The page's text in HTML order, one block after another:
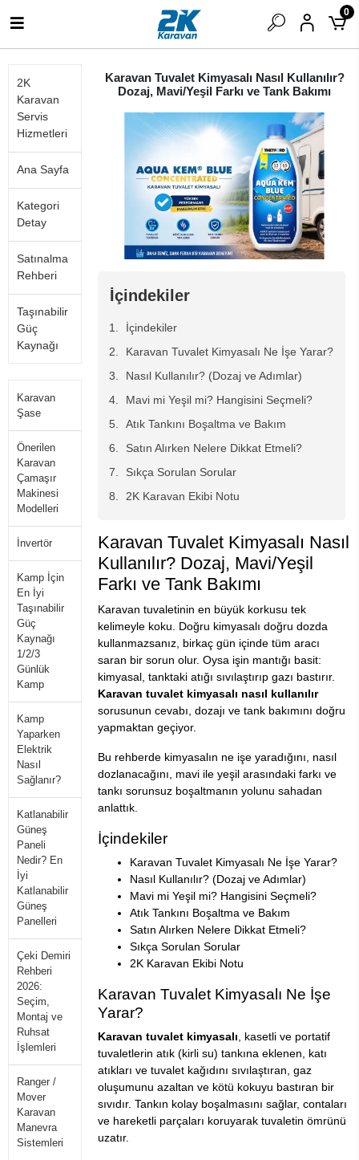
0
2K
Karavan
Servis
Hizmetleri
Ana Sayfa
Kategori
Detay
Satınalma
Rehberi
Taşınabilir
Güç
Kaynağı
Karavan
Şase
Önerilen
Karavan
Çamaşır
Makinesi
Modelleri
İnvertör
Kamp İçin
En İyi
Taşınabilir
Güç
Kaynağı
1/2/3
Günlük
Kamp
Kamp
Yaparken
Elektrik
Nasıl
Sağlanır?
Katlanabilir
Güneş
Paneli
Nedir? En
İyi
Katlanabilir
Güneş
Panelleri
Çeki Demiri
Rehberi
2026:
Seçim,
Montaj ve
Ruhsat
İşlemleri
Ranger /
Mover
Karavan
Manevra
Sistemleri
Karavan Tuvalet Kimyasalı Nasıl Kullanılır?
Dozaj, Mavi/Yeşil Farkı ve Tank Bakımı
İçindekiler
İçindekiler
Karavan Tuvalet Kimyasalı Ne İşe Yarar?
Nasıl Kullanılır? (Dozaj ve Adımlar)
Mavi mi Yeşil mi? Hangisini Seçmeli?
Atık Tankını Boşaltma ve Bakım
Satın Alırken Nelere Dikkat Etmeli?
Sıkça Sorulan Sorular
2K Karavan Ekibi Notu
Karavan Tuvalet Kimyasalı Nasıl
Kullanılır? Dozaj, Mavi/Yeşil
Farkı ve Tank Bakımı
Karavan tuvaletinin en büyük korkusu tek
kelimeyle koku. Doğru kimyasalı doğru dozda
kullanmazsanız, birkaç gün içinde tüm aracı
saran bir sorun olur. Oysa işin mantığı basit:
kimyasal, tanktaki atığı sıvılaştırıp gazı bastırır.
Karavan tuvalet kimyasalı nasıl kullanılır
sorusunun cevabı, dozajı ve tank bakımını doğru
yapmaktan geçiyor.
Bu rehberde kimyasalın ne işe yaradığını, nasıl
dozlanacağını, mavi ile yeşil arasındaki farkı ve
tankı sorunsuz boşaltmanın yolunu sahadan
anlattık.
İçindekiler
Karavan Tuvalet Kimyasalı Ne İşe Yarar?
Nasıl Kullanılır? (Dozaj ve Adımlar)
Mavi mi Yeşil mi? Hangisini Seçmeli?
Atık Tankını Boşaltma ve Bakım
Satın Alırken Nelere Dikkat Etmeli?
Sıkça Sorulan Sorular
2K Karavan Ekibi Notu
Karavan Tuvalet Kimyasalı Ne İşe
Yarar?
Karavan tuvalet kimyasalı, kasetli ve portatif
tuvaletlerin atık (kirli su) tankına eklenen, katı
atıkları ve tuvalet kağıdını sıvılaştıran, gaz
oluşumunu azaltan ve kötü kokuyu bastıran bir
sıvıdır. Tankın kolay boşalmasını sağlar, contaları
ve hareketli parçaları koruyarak tuvaletin ömrünü
uzatır.